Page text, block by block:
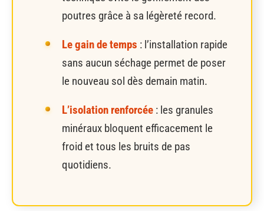
poutres grâce à sa légèreté record.
Le gain de temps : l’installation rapide
sans aucun séchage permet de poser
le nouveau sol dès demain matin.
L’isolation renforcée : les granules
minéraux bloquent efficacement le
froid et tous les bruits de pas
quotidiens.